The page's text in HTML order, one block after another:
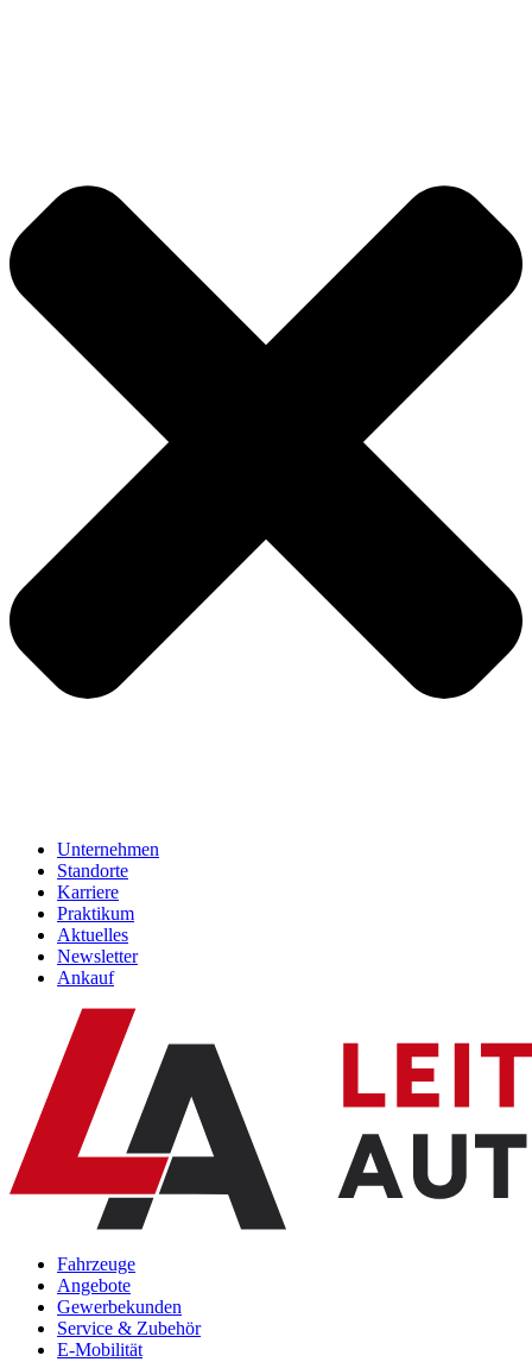
Unternehmen
Standorte
Karriere
Praktikum
Aktuelles
Newsletter
Ankauf
Fahrzeuge
Angebote
Gewerbekunden
Service & Zubehör
E-Mobilität